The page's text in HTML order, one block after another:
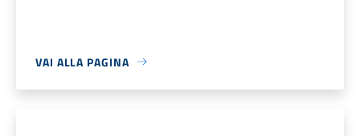
VAI ALLA PAGINA